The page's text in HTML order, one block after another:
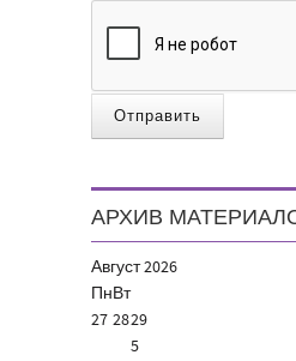
Отправить
АРХИВ
Август2026
ПнВт
27 2829
5